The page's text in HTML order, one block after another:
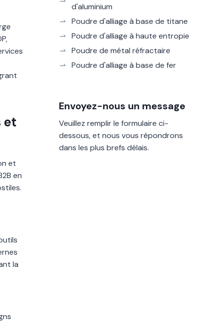
et
et
en
la
d'aluminium
Poudre d'alliage à base de titane
Poudre d'alliage à haute entropie
Poudre de métal réfractaire
Poudre d'alliage à base de fer
Envoyez-nous un message
Veuillez remplir le formulaire ci-
dessous, et nous vous répondrons
dans les plus brefs délais.